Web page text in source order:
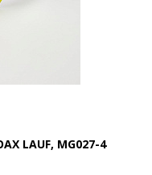
LAUF, MG027-4